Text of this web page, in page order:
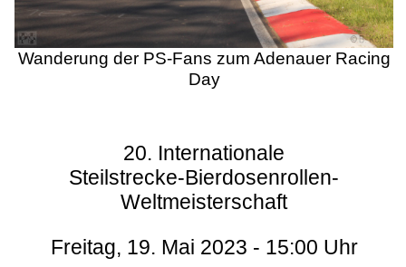
Wanderung der PS-Fans zum Adenauer Racing
Day
20. Internationale
Steilstrecke-Bierdosenrollen-
Weltmeisterschaft
Freitag, 19. Mai 2023 - 15:00 Uhr